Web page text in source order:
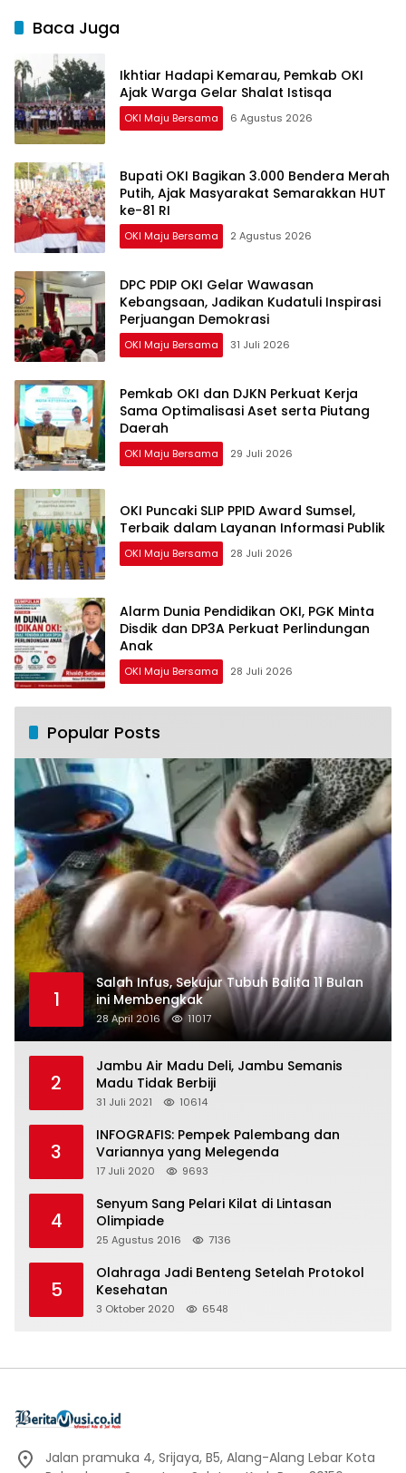
Baca Juga
Ikhtiar Hadapi Kemarau, Pemkab OKI
Ajak Warga Gelar Shalat Istisqa
OKI Maju Bersama 6 Agustus 2026
Bupati OKI Bagikan 3.000 Bendera Merah
Putih, Ajak Masyarakat Semarakkan HUT
ke-81 RI
OKI Maju Bersama 2 Agustus 2026
DPC PDIP OKI Gelar Wawasan
Kebangsaan, Jadikan Kudatuli Inspirasi
Perjuangan Demokrasi
OKI Maju Bersama 31 Juli 2026
Pemkab OKI dan DJKN Perkuat Kerja
Sama Optimalisasi Aset serta Piutang
Daerah
OKI Maju Bersama 29 Juli 2026
OKI Puncaki SLIP PPID Award Sumsel,
Terbaik dalam Layanan Informasi Publik
OKI Maju Bersama 28 Juli 2026
Alarm Dunia Pendidikan OKI, PGK Minta
Disdik dan DP3A Perkuat Perlindungan
Anak
OKI Maju Bersama 28 Juli 2026
Popular Posts
1
Salah Infus, Sekujur Tubuh Balita 11 Bulan
ini Membengkak
28 April 2016 11017
2
Jambu Air Madu Deli, Jambu Semanis
Madu Tidak Berbiji
31 Juli 2021 10614
3
INFOGRAFIS: Pempek Palembang dan
Variannya yang Melegenda
17 Juli 2020 9693
4
Senyum Sang Pelari Kilat di Lintasan
Olimpiade
25 Agustus 2016 7136
5
Olahraga Jadi Benteng Setelah Protokol
Kesehatan
3 Oktober 2020 6548
Jalan pramuka 4, Srijaya, B5, Alang-Alang Lebar Kota